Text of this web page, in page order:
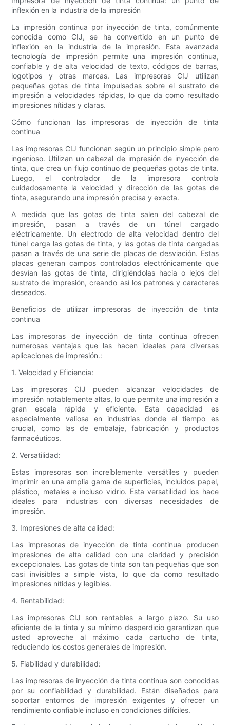
inflexión en la industria de la impresión
La impresión continua por inyección de tinta, comúnmente
conocida como CIJ, se ha convertido en un punto de
inflexión en la industria de la impresión. Esta avanzada
tecnología de impresión permite una impresión continua,
confiable y de alta velocidad de texto, códigos de barras,
logotipos y otras marcas. Las impresoras CIJ utilizan
pequeñas gotas de tinta impulsadas sobre el sustrato de
impresión a velocidades rápidas, lo que da como resultado
impresiones nítidas y claras.
Cómo funcionan las impresoras de inyección de tinta
continua
Las impresoras CIJ funcionan según un principio simple pero
ingenioso. Utilizan un cabezal de impresión de inyección de
tinta, que crea un flujo continuo de pequeñas gotas de tinta.
Luego, el controlador de la impresora controla
cuidadosamente la velocidad y dirección de las gotas de
tinta, asegurando una impresión precisa y exacta.
A medida que las gotas de tinta salen del cabezal de
impresión, pasan a través de un túnel cargado
eléctricamente. Un electrodo de alta velocidad dentro del
túnel carga las gotas de tinta, y las gotas de tinta cargadas
pasan a través de una serie de placas de desviación. Estas
placas generan campos controlados electrónicamente que
desvían las gotas de tinta, dirigiéndolas hacia o lejos del
sustrato de impresión, creando así los patrones y caracteres
deseados.
Beneficios de utilizar impresoras de inyección de tinta
continua
Las impresoras de inyección de tinta continua ofrecen
numerosas ventajas que las hacen ideales para diversas
aplicaciones de impresión.:
1. Velocidad y Eficiencia:
Las impresoras CIJ pueden alcanzar velocidades de
impresión notablemente altas, lo que permite una impresión a
gran escala rápida y eficiente. Esta capacidad es
especialmente valiosa en industrias donde el tiempo es
crucial, como las de embalaje, fabricación y productos
farmacéuticos.
2. Versatilidad:
Estas impresoras son increíblemente versátiles y pueden
imprimir en una amplia gama de superficies, incluidos papel,
plástico, metales e incluso vidrio. Esta versatilidad los hace
ideales para industrias con diversas necesidades de
impresión.
3. Impresiones de alta calidad:
Las impresoras de inyección de tinta continua producen
impresiones de alta calidad con una claridad y precisión
excepcionales. Las gotas de tinta son tan pequeñas que son
casi invisibles a simple vista, lo que da como resultado
impresiones nítidas y legibles.
4. Rentabilidad:
Las impresoras CIJ son rentables a largo plazo. Su uso
eficiente de la tinta y su mínimo desperdicio garantizan que
usted aproveche al máximo cada cartucho de tinta,
reduciendo los costos generales de impresión.
5. Fiabilidad y durabilidad:
Las impresoras de inyección de tinta continua son conocidas
por su confiabilidad y durabilidad. Están diseñados para
soportar entornos de impresión exigentes y ofrecer un
rendimiento confiable incluso en condiciones difíciles.